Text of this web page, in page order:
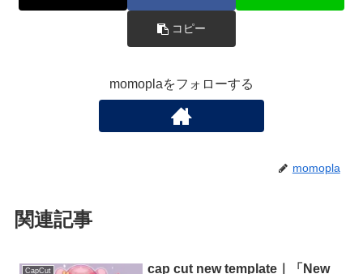
コピー
momoplaをフォローする
momopla
関連記事
CapCut
cap cut new template｜「New